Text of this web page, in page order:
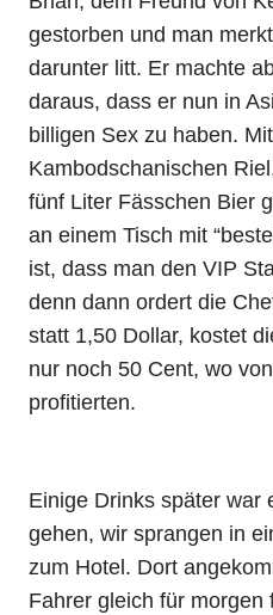
gestorben und man
darunter litt. Er machte
daraus, dass er nun in
billigen Sex zu haben.
Kambodschanischen
fünf Liter Fässchen Bier
an einem Tisch mit
ist, dass man den VIP
denn dann ordert die
statt 1,50 Dollar, kostet
nur noch 50 Cent, wo
profitierten.
Einige Drinks später war
gehen, wir sprangen in
zum Hotel. Dort
Fahrer gleich für morgen